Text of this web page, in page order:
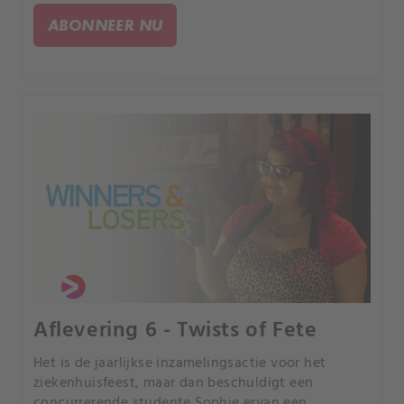
ABONNEER NU
Aflevering 6 - Twists of Fete
Het is de jaarlijkse inzamelingsactie voor het
ziekenhuisfeest, maar dan beschuldigt een